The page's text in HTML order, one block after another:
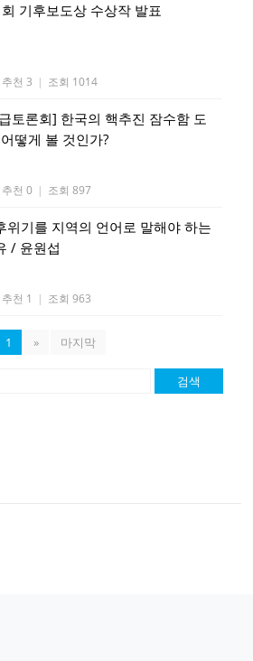
기후보도상 수상작 발표
추천 3 | 조회 1014
토론회] 한국의 핵추진 잠수함 도
떻게 볼 것인가?
추천 0 | 조회 897
위기를 지역의 언어로 말해야 하는
/ 윤원섭
추천 1 | 조회 963
1 » 마지막
검색